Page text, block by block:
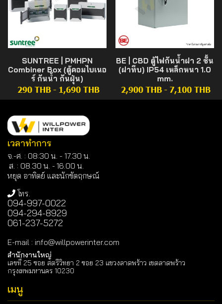
SUNTREE | PMHPN
Combiner Box (ตู้คอมไบเนอ
ร์ กันน้ำ กันฝุ่น)
290 THB - 1,690 THB
BE | CBD ตู้ไฟกันน้ำฝา 2 ชั้น
(ฝาทึบ) IP54 เหล็กหนา 1.0
mm.
2,900 THB - 7,100 THB
เวลาทำการ
จ.-ศ. : 08:30 น. - 17.30 น.
ส. : 08.30 น. -16.00 น.
หยุด อาทิตย์ และนักขัตฤกษณ์
โทร.
094-997-0022
094-294-8929
061-237-5272
E-mail : info@willpowerinter.com
สำนักงานใหญ่
เลขที่ 25 ซอย สตรีวิทยา 2 ซอย 23 แขวงลาดพร้าว เขตลาดพร้าว
กรุงเทพมหานคร 10230
เมนู